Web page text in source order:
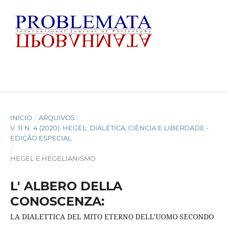
INÍCIO / ARQUIVOS /
V. 11 N. 4 (2020): HEGEL: DIALÉTICA, CIÊNCIA E LIBERDADE -
EDIÇÃO ESPECIAL
/
HEGEL E HEGELIANISMO
L' ALBERO DELLA
CONOSCENZA:
LA DIALETTICA DEL MITO ETERNO DELL’UOMO SECONDO